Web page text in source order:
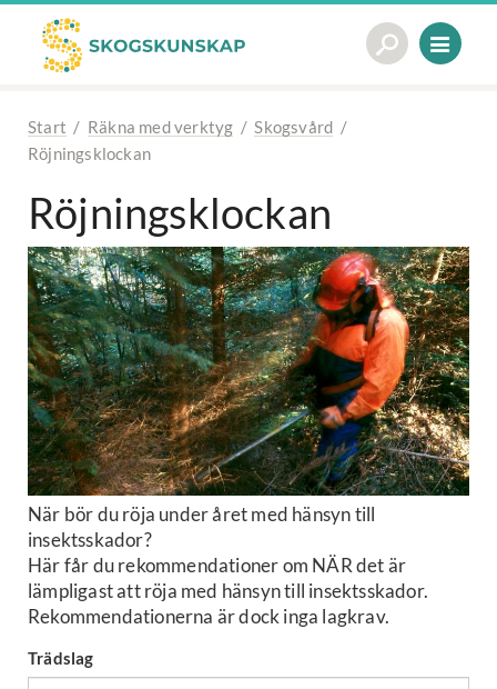
Start / Räkna med verktyg / Skogsvård /
Röjningsklockan
Röjningsklockan
När bör du röja under året med hänsyn till
insektsskador?
Här får du rekommendationer om NÄR det är
lämpligast att röja med hänsyn till insektsskador.
Rekommendationerna är dock inga lagkrav.
Trädslag